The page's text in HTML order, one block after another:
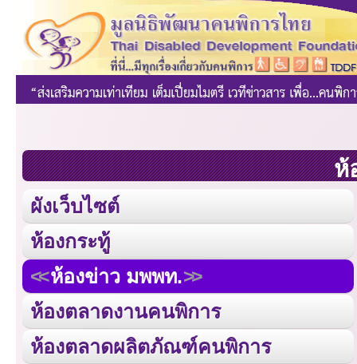
ห้
ผังเว็บไซต์
ห้องกระทู้
ห้องข่าว มพพท.
ห้องตลาดงานคนพิการ
ห้องตลาดผลิตภัณฑ์คนพิการ